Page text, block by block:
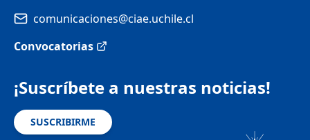
comunicaciones@ciae.uchile.cl
Convocatorias
¡Suscríbete a nuestras noticias!
SUSCRIBIRME